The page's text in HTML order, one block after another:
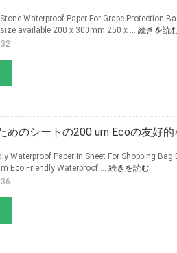
Waterproof Paper For Grape Protection
available 200 x 300mm 250 x ... 続きを読
めのシートの200 um Ecoの友好
Waterproof Paper In Sheet For Shopping
Eco Friendly Waterproof ... 続きを読む